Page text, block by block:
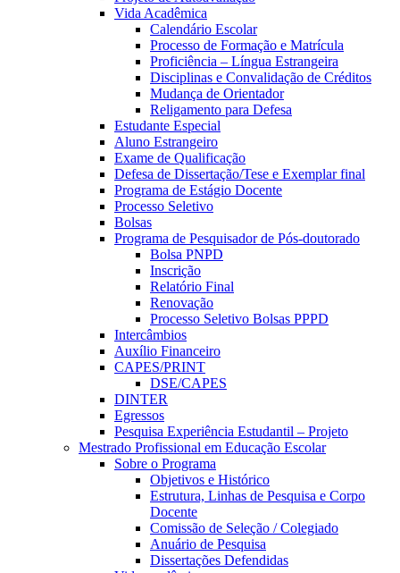
Vida Acadêmica
Calendário Escolar
Processo de Formação e Matrícula
Proficiência – Língua Estrangeira
Disciplinas e Convalidação de Créditos
Mudança de Orientador
Religamento para Defesa
Estudante Especial
Aluno Estrangeiro
Exame de Qualificação
Defesa de Dissertação/Tese e Exemplar final
Programa de Estágio Docente
Processo Seletivo
Bolsas
Programa de Pesquisador de Pós-doutorado
Bolsa PNPD
Inscrição
Relatório Final
Renovação
Processo Seletivo Bolsas PPPD
Intercâmbios
Auxílio Financeiro
CAPES/PRINT
DSE/CAPES
DINTER
Egressos
Pesquisa Experiência Estudantil – Projeto
Mestrado Profissional em Educação Escolar
Sobre o Programa
Objetivos e Histórico
Estrutura, Linhas de Pesquisa e Corpo
Docente
Comissão de Seleção / Colegiado
Anuário de Pesquisa
Dissertações Defendidas